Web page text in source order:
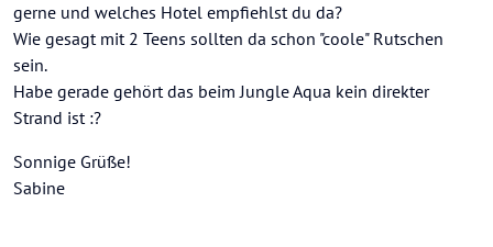
gerne und welches Hotel empfiehlst du da?
Wie gesagt mit 2 Teens sollten da schon "coole" Rutschen
sein.
Habe gerade gehört das beim Jungle Aqua kein direkter
Strand ist :?
Sonnige Grüße!
Sabine